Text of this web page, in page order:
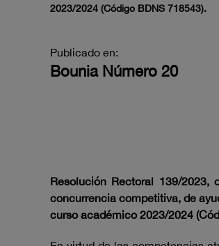
2023/2024 (Código BDNS 718543).
Publicado en:
Bounia Número 20
Resolución Rectoral 139/
concurrencia competitiva, de
curso académico 2023/2024